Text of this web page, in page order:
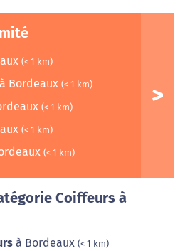
(< 1 km)
à Bordeaux (< 1 km)
(< 1 km)
(< 1 km)
(< 1 km)
Coiffeurs à
à Bordeaux (< 1 km)